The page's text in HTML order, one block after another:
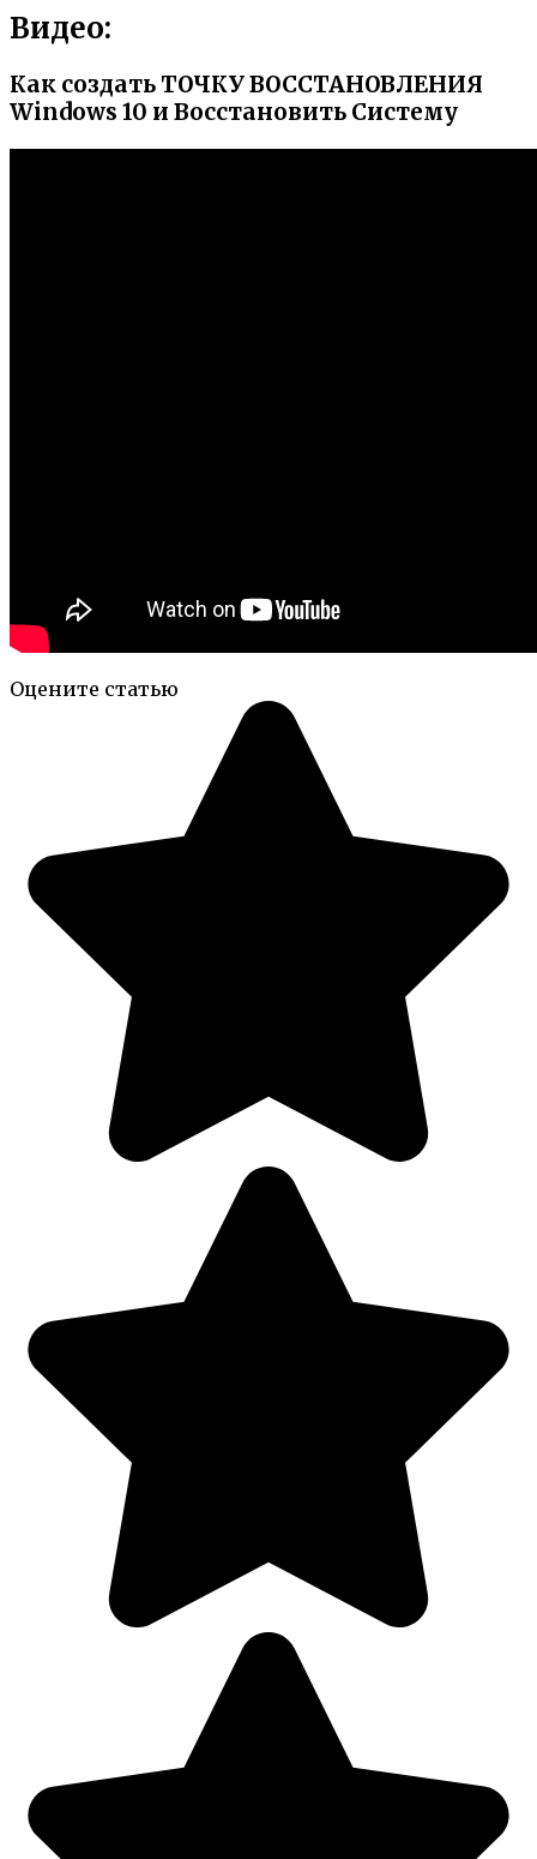
Видео:
Как создать ТОЧКУ ВОССТАНОВЛЕНИЯ
Windows 10 и Восстановить Систему
Оцените статью